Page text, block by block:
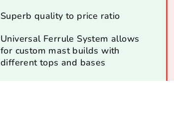
Superb quality to price ratio
Universal Ferrule System allows
for custom mast builds with
different tops and bases